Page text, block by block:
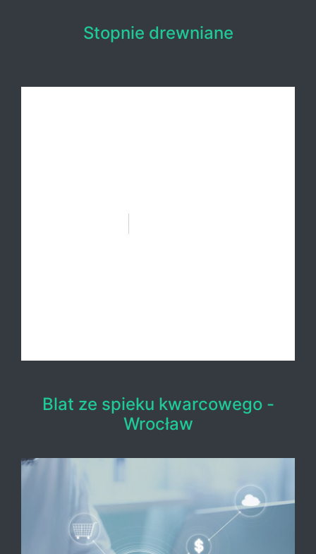
Stopnie drewniane
Blat ze spieku kwarcowego -
Wrocław